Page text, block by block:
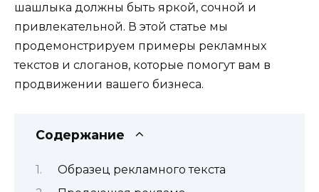
шашлыка должны быть яркой, сочной и
привлекательной. В этой статье мы
продемонстрируем примеры рекламных
текстов и слоганов, которые помогут вам в
продвижении вашего бизнеса.
Содержание
Образец рекламного текста